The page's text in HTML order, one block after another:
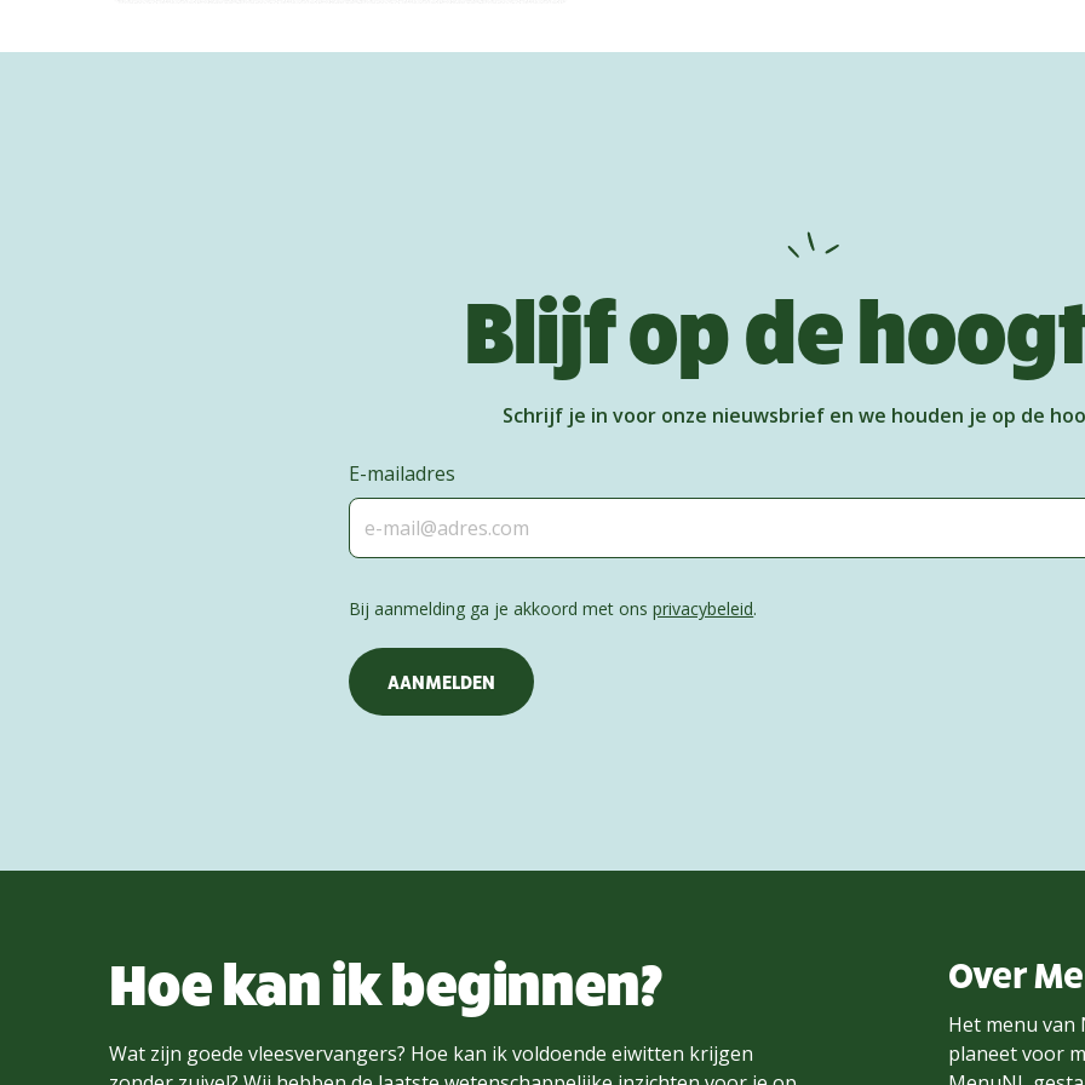
Blijf op de
Schrijf je in voor onze nieuwsbrief en we houden je op de
E-mailadres
Bij aanmelding ga je akkoord met onsprivacybeleid.
Hoe kan ik beginnen?
Wat zijn goede vleesvervangers? Hoe kan ik voldoende eiwitten krijgen
Over
Het menu van
planeet voor